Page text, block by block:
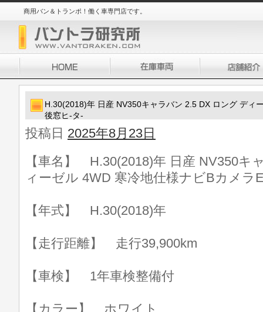
商用バン＆トランポ！働く車専門店です。
H.30(2018)年 日産 NV350キャラバン 2.5 DX ロング ディ
後窓ヒ-タ-
投稿日 2025年8月23日
【車名】 H.30(2018)年 日産 NV350キ
ィーゼル 4WD 寒冷地仕様ナビBカメラ
【年式】 H.30(2018)年
【走行距離】 走行39,900km
【車検】 1年車検整備付
【カラー】 ホワイト